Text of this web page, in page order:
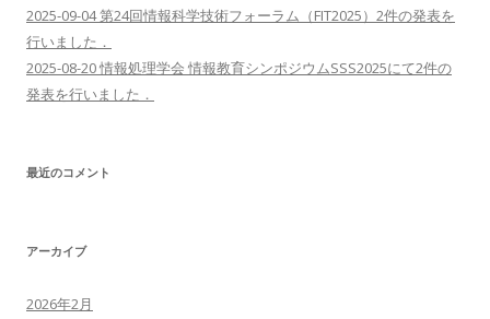
2025-09-04 第24回情報科学技術フォーラム（FIT2025）2件の発表を
行いました．
2025-08-20 情報処理学会 情報教育シンポジウムSSS2025にて2件の
発表を行いました．
最近のコメント
アーカイブ
2026年2月